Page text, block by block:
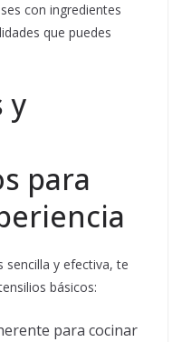
con ingredientes
que puedes
y
para
sencilla y efectiva, te
básicos:
para cocinar